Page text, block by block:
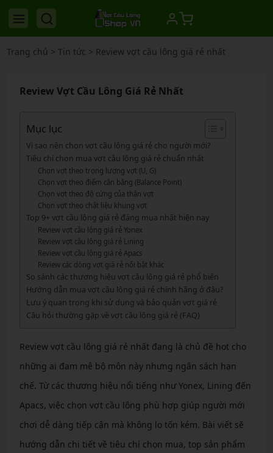
Trang chủ > Tin tức > Review vợt cầu lông giá rẻ nhất
Review Vợt Cầu Lông Giá Rẻ Nhất
Mục lục
Vì sao nên chọn vợt cầu lông giá rẻ cho người mới?
Tiêu chí chọn mua vợt cầu lông giá rẻ chuẩn nhất
Chọn vợt theo trọng lượng vợt (U, G)
Chọn vợt theo điểm cân bằng (Balance Point)
Chọn vợt theo độ cứng của thân vợt
Chọn vợt theo chất liệu khung vợt
Top 9+ vợt cầu lông giá rẻ đáng mua nhất hiện nay
Review vợt cầu lông giá rẻ Yonex
Review vợt cầu lông giá rẻ Lining
Review vợt cầu lông giá rẻ Apacs
Review các dòng vợt giá rẻ nổi bật khác
So sánh các thương hiệu vợt cầu lông giá rẻ phổ biến
Hướng dẫn mua vợt cầu lông giá rẻ chính hãng ở đâu?
Lưu ý quan trọng khi sử dụng và bảo quản vợt giá rẻ
Câu hỏi thường gặp về vợt cầu lông giá rẻ (FAQ)
Review vợt cầu lông giá rẻ nhất đang là chủ đề hot cho
những ai đam mê bộ môn này nhưng ngân sách hạn
chế. Từ các thương hiệu nổi tiếng như Yonex, Lining đến
Apacs, việc chọn vợt cầu lông phù hợp giúp người mới
chơi dễ dàng tiếp cận mà không lo tốn kém. Bài viết sẽ
hướng dẫn chi tiết về tiêu chí chọn mua, top sản phẩm